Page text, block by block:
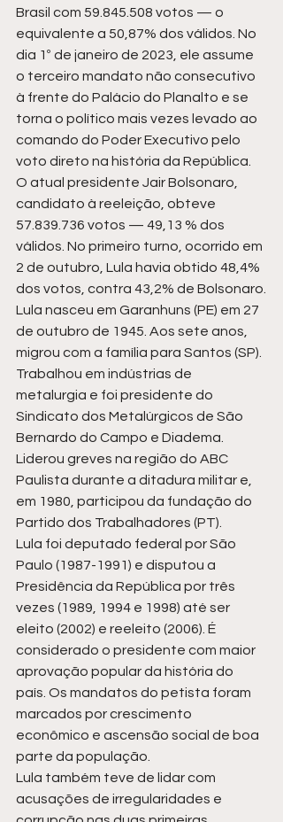
Brasil com 59.845.508 votos — o
equivalente a 50,87% dos válidos. No
dia 1º de janeiro de 2023, ele assume
o terceiro mandato não consecutivo
à frente do Palácio do Planalto e se
torna o político mais vezes levado ao
comando do Poder Executivo pelo
voto direto na história da República.
O atual presidente Jair Bolsonaro,
candidato à reeleição, obteve
57.839.736 votos — 49,13 % dos
válidos. No primeiro turno, ocorrido em
2 de outubro, Lula havia obtido 48,4%
dos votos, contra 43,2% de Bolsonaro.
Lula nasceu em Garanhuns (PE) em 27
de outubro de 1945. Aos sete anos,
migrou com a família para Santos (SP).
Trabalhou em indústrias de
metalurgia e foi presidente do
Sindicato dos Metalúrgicos de São
Bernardo do Campo e Diadema.
Liderou greves na região do ABC
Paulista durante a ditadura militar e,
em 1980, participou da fundação do
Partido dos Trabalhadores (PT).
Lula foi deputado federal por São
Paulo (1987-1991) e disputou a
Presidência da República por três
vezes (1989, 1994 e 1998) até ser
eleito (2002) e reeleito (2006). É
considerado o presidente com maior
aprovação popular da história do
país. Os mandatos do petista foram
marcados por crescimento
econômico e ascensão social de boa
parte da população.
Lula também teve de lidar com
acusações de irregularidades e